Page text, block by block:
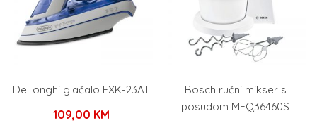
DeLonghi glačalo FXK-23AT
109,00 KM
Bosch ručni mikser s
posudom MFQ36460S